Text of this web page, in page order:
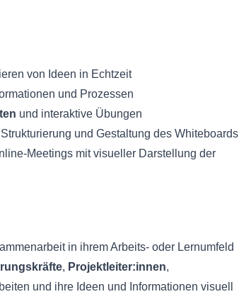
von Ideen in Echtzeit
und Prozessen
und interaktive Übungen
und Gestaltung des Whiteboards
Meetings mit visueller Darstellung der
in ihrem Arbeits- oder Lernumfeld
, Projektleiter:innen,
und ihre Ideen und Informationen visuell